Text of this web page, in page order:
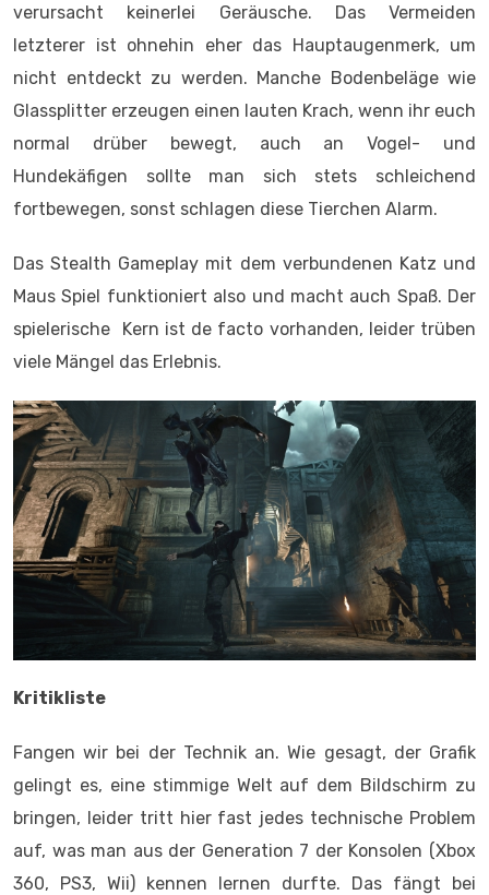
verursacht keinerlei Geräusche. Das Vermeiden
letzterer ist ohnehin eher das Hauptaugenmerk, um
nicht entdeckt zu werden. Manche Bodenbeläge wie
Glassplitter erzeugen einen lauten Krach, wenn ihr euch
normal drüber bewegt, auch an Vogel- und
Hundekäfigen sollte man sich stets schleichend
fortbewegen, sonst schlagen diese Tierchen Alarm.
Das Stealth Gameplay mit dem verbundenen Katz und
Maus Spiel funktioniert also und macht auch Spaß. Der
spielerische Kern ist de facto vorhanden, leider trüben
viele Mängel das Erlebnis.
Kritikliste
Fangen wir bei der Technik an. Wie gesagt, der Grafik
gelingt es, eine stimmige Welt auf dem Bildschirm zu
bringen, leider tritt hier fast jedes technische Problem
auf, was man aus der Generation 7 der Konsolen (Xbox
360, PS3, Wii) kennen lernen durfte. Das fängt bei